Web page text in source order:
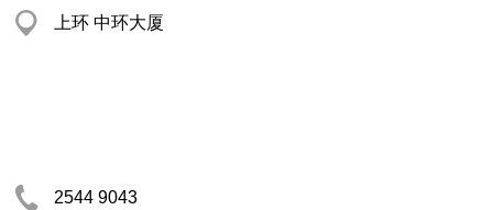
上环 中环大厦
2544 9043